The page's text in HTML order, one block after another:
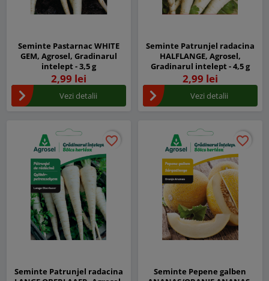
Seminte Pastarnac WHITE
GEM, Agrosel, Gradinarul
intelept - 3,5 g
2,99 lei
Vezi detalii
Seminte Patrunjel radacina
HALFLANGE, Agrosel,
Gradinarul intelept - 4,5 g
2,99 lei
Vezi detalii
favorite_border
favorite_border
Seminte Patrunjel radacina
favorite_border
favorite_border
Seminte Pepene galben